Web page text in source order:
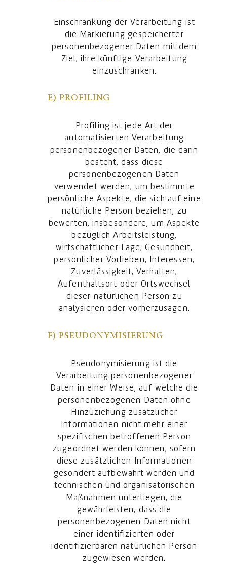
Einschränkung der Verarbeitung ist
die Markierung gespeicherter
personenbezogener Daten mit dem
Ziel, ihre künftige Verarbeitung
einzuschränken.
E) PROFILING
Profiling ist jede Art der
automatisierten Verarbeitung
personenbezogener Daten, die darin
besteht, dass diese
personenbezogenen Daten
verwendet werden, um bestimmte
persönliche Aspekte, die sich auf eine
natürliche Person beziehen, zu
bewerten, insbesondere, um Aspekte
bezüglich Arbeitsleistung,
wirtschaftlicher Lage, Gesundheit,
persönlicher Vorlieben, Interessen,
Zuverlässigkeit, Verhalten,
Aufenthaltsort oder Ortswechsel
dieser natürlichen Person zu
analysieren oder vorherzusagen.
F) PSEUDONYMISIERUNG
Pseudonymisierung ist die
Verarbeitung personenbezogener
Daten in einer Weise, auf welche die
personenbezogenen Daten ohne
Hinzuziehung zusätzlicher
Informationen nicht mehr einer
spezifischen betroffenen Person
zugeordnet werden können, sofern
diese zusätzlichen Informationen
gesondert aufbewahrt werden und
technischen und organisatorischen
Maßnahmen unterliegen, die
gewährleisten, dass die
personenbezogenen Daten nicht
einer identifizierten oder
identifizierbaren natürlichen Person
zugewiesen werden.